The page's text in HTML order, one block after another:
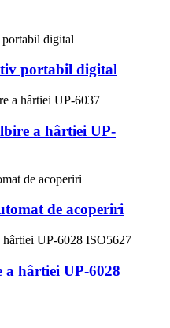
portabil digital
a hârtiei UP-
de acoperiri
a hârtiei UP-6028